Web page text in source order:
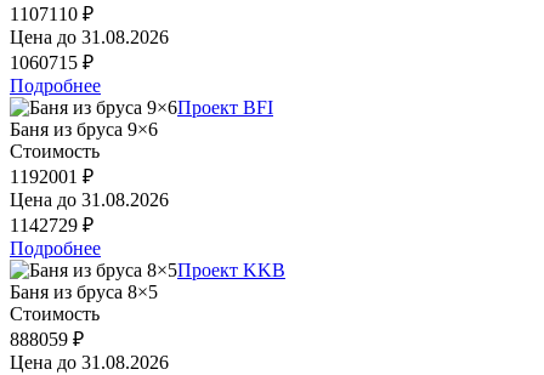
1107110 ₽
Цена до 31.08.2026
1060715 ₽
Подробнее
Проект BFI
Баня из бруса 9×6
Стоимость
1192001 ₽
Цена до 31.08.2026
1142729 ₽
Подробнее
Проект KKB
Баня из бруса 8×5
Стоимость
888059 ₽
Цена до 31.08.2026